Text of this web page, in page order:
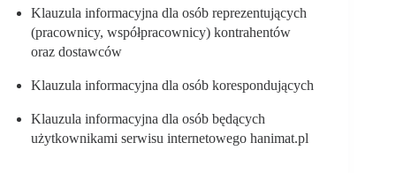
Klauzula informacyjna dla osób reprezentujących
(pracownicy, współpracownicy) kontrahentów
oraz dostawców
Klauzula informacyjna dla osób korespondujących
Klauzula informacyjna dla osób będących
użytkownikami serwisu internetowego hanimat.pl